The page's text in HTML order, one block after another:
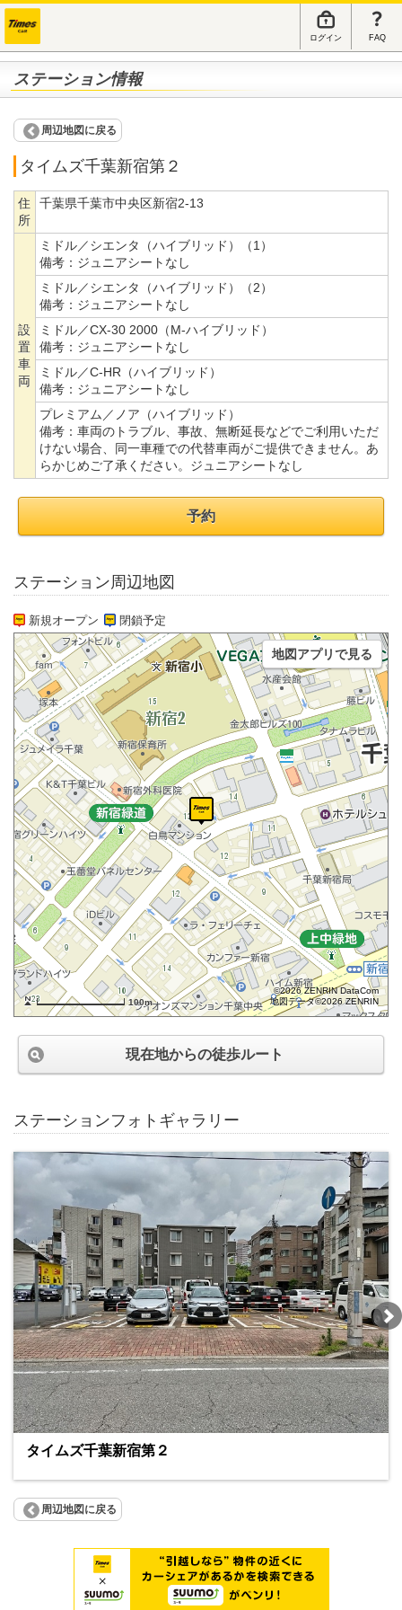
ログイン FAQ
ステーション情報
周辺地図に戻る
タイムズ千葉新宿第２
住
所
千葉県千葉市中央区新宿2-13
設
置
車
両
ミドル／シエンタ（ハイブリッド）（1）
備考： ジュニアシートなし
ミドル／シエンタ（ハイブリッド）（2）
備考： ジュニアシートなし
ミドル／CX-30 2000（M-ハイブリッド）
備考： ジュニアシートなし
ミドル／C-HR（ハイブリッド）
備考： ジュニアシートなし
プレミアム／ノア（ハイブリッド）
備考： 車両のトラブル、事故、無断延長などでご利用いただ
けない場合、同一車種での代替車両がご提供できません。あ
らかじめご了承ください。ジュニアシートなし
予約
ステーション周辺地図
新規オープン 閉鎖予定
100m
©2026 ZENRIN DataCom
地図データ©2026 ZENRIN
地図アプリで見る
現在地からの徒歩ルート
ステーションフォトギャラリー
タイムズ千葉新宿第２
周辺地図に戻る